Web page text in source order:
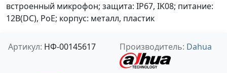
встроенный микрофон; защита: IP67, IK08; питание:
12В(DC), PoE; корпус: металл, пластик
Артикул: НФ-00145617 Производитель: Dahua